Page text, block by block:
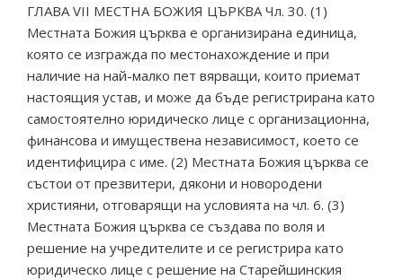
ГЛАВА VII МЕСТНА БОЖИЯ ЦЪРКВА Чл. 30. (1)
Местната Божия църква е организирана единица,
която се изгражда по местонахождение и при
наличие на най-малко пет вярващи, които приемат
настоящия устав, и може да бъде регистрирана като
самостоятелно юридическо лице с организационна,
финансова и имуществена независимост, което се
идентифицира с име. (2) Местната Божия църква се
състои от презвитери, дякони и новородени
християни, отговарящи на условията на чл. 6. (3)
Местната Божия църква се създава по воля и
решение на учредителите и се регистрира като
юридическо лице с решение на Старейшинския